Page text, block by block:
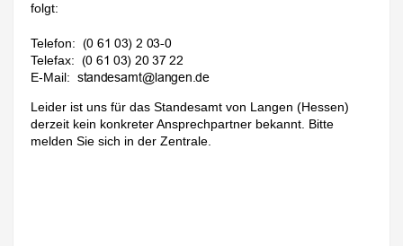
folgt:
Telefon:
Telefax:
E-Mail:
Leider ist uns für das Standesamt von Langen (Hessen)
derzeit kein konkreter Ansprechpartner bekannt. Bitte
melden Sie sich in der Zentrale.